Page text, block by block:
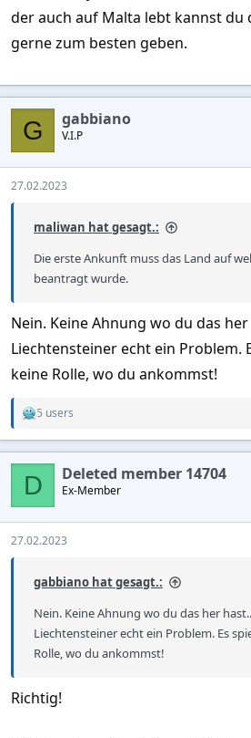
der auch auf Malta lebt kannst du
gerne zum besten geben.
G gabbiano
V.I.P
27.02.2023
maliwan hat gesagt.:
Die erste Ankunft muss das Land auf
beantragt wurde.
Nein. Keine Ahnung wo du das
Liechtensteiner echt ein Problem.
keine Rolle, wo du ankommst!
R
a
c
o
n
s
5 users
D Deleted member 14704
Ex-Member
27.02.2023
gabbiano hat gesagt.:
Nein. Keine Ahnung wo du das her
Liechtensteiner echt ein Problem. Es
Rolle, wo du ankommst!
Richtig!